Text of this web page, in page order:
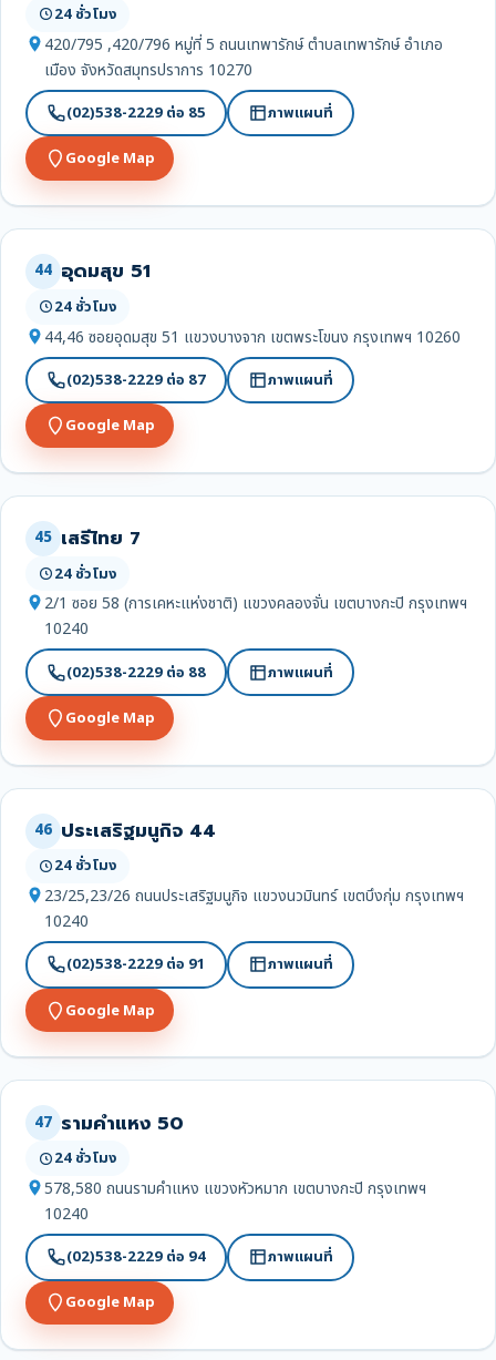
24 ชั่วโมง
420/795 ,420/796 หมู่ที่ 5 ถนนเทพารักษ์ ตำบลเทพารักษ์ อำเภอ
เมือง จังหวัดสมุทรปราการ 10270
(02)538-2229 ต่อ 85 ภาพแผนที่
Google Map
44 อุดมสุข 51
24 ชั่วโมง
44,46 ซอยอุดมสุข 51 แขวงบางจาก เขตพระโขนง กรุงเทพฯ 10260
(02)538-2229 ต่อ 87 ภาพแผนที่
Google Map
45 เสรีไทย 7
24 ชั่วโมง
2/1 ซอย 58 (การเคหะแห่งชาติ) แขวงคลองจั่น เขตบางกะปิ กรุงเทพฯ
10240
(02)538-2229 ต่อ 88 ภาพแผนที่
Google Map
46 ประเสริฐมนูกิจ 44
24 ชั่วโมง
23/25,23/26 ถนนประเสริฐมนูกิจ แขวงนวมินทร์ เขตบึงกุ่ม กรุงเทพฯ
10240
(02)538-2229 ต่อ 91 ภาพแผนที่
Google Map
47 รามคำแหง 50
24 ชั่วโมง
578,580 ถนนรามคำแหง แขวงหัวหมาก เขตบางกะปิ กรุงเทพฯ
10240
(02)538-2229 ต่อ 94 ภาพแผนที่
Google Map